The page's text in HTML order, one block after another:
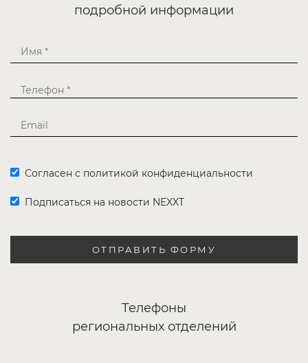
подробной информации
Согласен с политикой конфиденциальности
Подписаться на новости NEXXT
ОТПРАВИТЬ ФОРМУ
Телефоны
региональных отделений